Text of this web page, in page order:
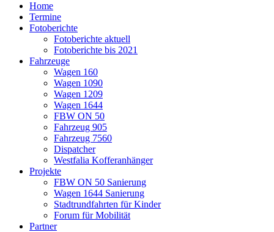
Home
Termine
Fotoberichte
Fotoberichte aktuell
Fotoberichte bis 2021
Fahrzeuge
Wagen 160
Wagen 1090
Wagen 1209
Wagen 1644
FBW ON 50
Fahrzeug 905
Fahrzeug 7560
Dispatcher
Westfalia Kofferanhänger
Projekte
FBW ON 50 Sanierung
Wagen 1644 Sanierung
Stadtrundfahrten für Kinder
Forum für Mobilität
Partner